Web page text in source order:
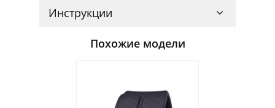
Инструкции
Похожие модели